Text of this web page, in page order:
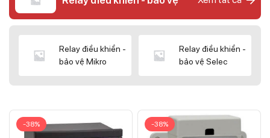
Relay điều khiển -
bảo vệ Mikro
Relay điều khiển -
bảo vệ Selec
-38% -38%